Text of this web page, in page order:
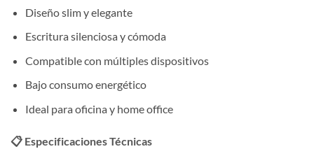
Diseño slim y elegante
Escritura silenciosa y cómoda
Compatible con múltiples dispositivos
Bajo consumo energético
Ideal para oficina y home office
📋 Especificaciones Técnicas